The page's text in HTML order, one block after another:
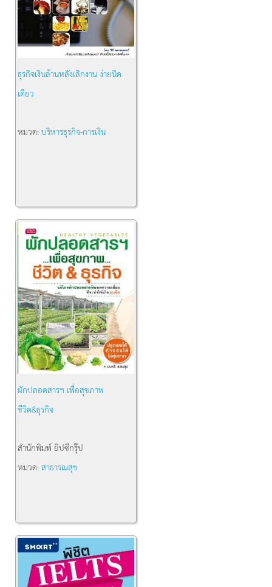
ธุรกิจเงินล้านหลังเลิกงาน ง่ายนิด
เดียว
หมวด:บริหารธุรกิจ-การเงิน
ผักปลอดสารฯ เพื่อสุขภาพ
ชีวิต&ธุรกิจ
สำนักพิมพ์ ยิปซีกรุ๊ป
หมวด:สาธารณสุข